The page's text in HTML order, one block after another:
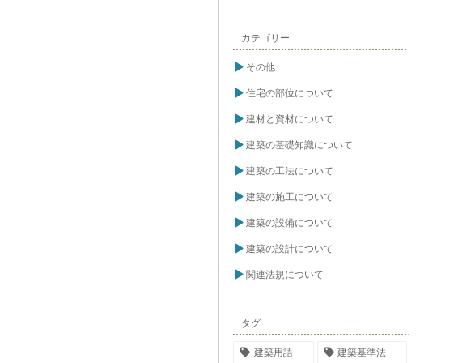
カテゴリー
その他
住宅の部位について
建材と資材について
建築の基礎知識について
建築の工法について
建築の施工について
建築の設備について
建築の設計について
関連法規について
タグ
建築用語 建築基準法